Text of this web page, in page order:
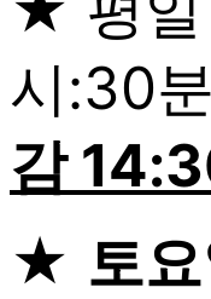
시:30
감
★ 토